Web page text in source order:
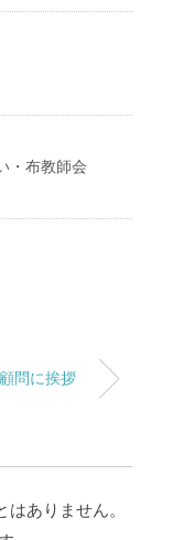
・布教師会
顧問に挨拶
ありません。